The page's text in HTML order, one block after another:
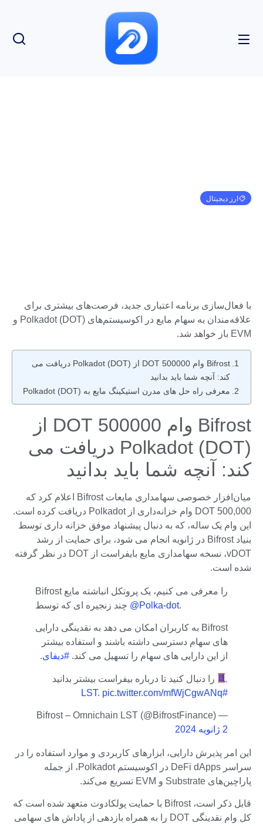
ارز دیجیتال
با فعال‌سازی برنامه اعتباری جدید، فرصت‌های بیشتری برای
علاقه‌مندان به سهام مایع در اکوسیستم‌های Polkadot (DOT) و
EVM باز خواهد شد.
Bifrost وام 500000 DOT از Polkadot (DOT) دریافت می
کند: آنچه شما باید بدانید
معرفی راه حل های مدرن استیکینگ مایع به Polkadot (DOT)
Bifrost وام 500000 DOT از
Polkadot (DOT) دریافت می
کند: آنچه شما باید بدانید
میان‌افزار خصوصی سهامداری مایعات Bifrost اعلام کرد که
500,000 DOT وام خزانه‌داری از Polkadot دریافت کرده است.
این وام یک ساله، که به دنبال پیشنهاد موفق خزانه داری توسط
بنیاد Bifrost در ژانویه انجام می شود، برای حمایت از رشد
vDOT، نسخه سهامداری مایع بایفراست از DOT در نظر گرفته
شده است.
Bifrost را معرفی می کنیم، یک پروتکل انباشته مایع
@Polka-dot.
Bifrost به کاربران امکان می دهد به نقدینگی دارایی
های سهام دسترسی داشته باشند و استفاده بیشتر
از این دارایی های سهام را تسهیل می کند. #دیفای.
را دنبال کنید تا درباره بیفراست بیشتر بدانید
#LST
. pic.twitter.com/mfWjCgwANq
— Bifrost – Omnichain LST (@BifrostFinance)
2 ژانویه 2024
این امر پذیرش دارایی، ابزارهای کاربردی و موارد استفاده را در
سراسر DeFi dApps در اکوسیستم Polkadot، از جمله
پاراچین‌های Substrate و EVM تسریع می‌کند.
قابل ذکر است، Bifrost با حمایت پولکادوت متعهد شده است که
کل وام نقدینگی DOT را به همراه بازدهی از پاداش های سهامی